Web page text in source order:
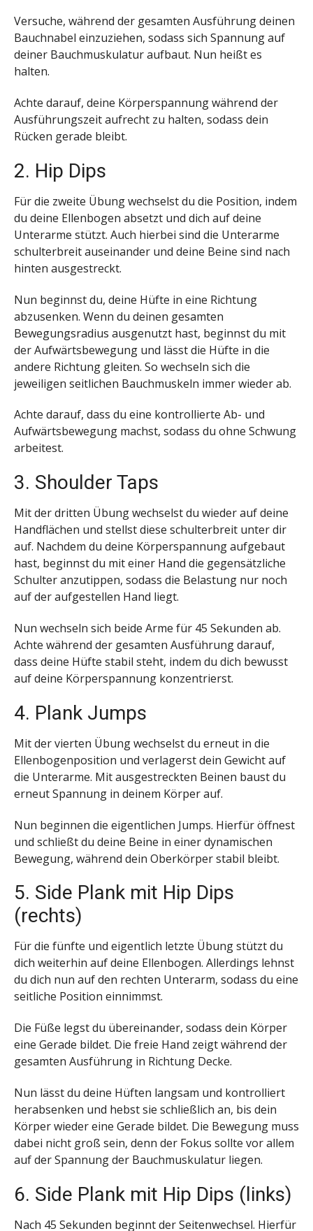
Versuche, während der gesamten Ausführung deinen
Bauchnabel einzuziehen, sodass sich Spannung auf
deiner Bauchmuskulatur aufbaut. Nun heißt es
halten.
Achte darauf, deine Körperspannung während der
Ausführungszeit aufrecht zu halten, sodass dein
Rücken gerade bleibt.
2. Hip Dips
Für die zweite Übung wechselst du die Position, indem
du deine Ellenbogen absetzt und dich auf deine
Unterarme stützt. Auch hierbei sind die Unterarme
schulterbreit auseinander und deine Beine sind nach
hinten ausgestreckt.
Nun beginnst du, deine Hüfte in eine Richtung
abzusenken. Wenn du deinen gesamten
Bewegungsradius ausgenutzt hast, beginnst du mit
der Aufwärtsbewegung und lässt die Hüfte in die
andere Richtung gleiten. So wechseln sich die
jeweiligen seitlichen Bauchmuskeln immer wieder ab.
Achte darauf, dass du eine kontrollierte Ab- und
Aufwärtsbewegung machst, sodass du ohne Schwung
arbeitest.
3. Shoulder Taps
Mit der dritten Übung wechselst du wieder auf deine
Handflächen und stellst diese schulterbreit unter dir
auf. Nachdem du deine Körperspannung aufgebaut
hast, beginnst du mit einer Hand die gegensätzliche
Schulter anzutippen, sodass die Belastung nur noch
auf der aufgestellen Hand liegt.
Nun wechseln sich beide Arme für 45 Sekunden ab.
Achte während der gesamten Ausführung darauf,
dass deine Hüfte stabil steht, indem du dich bewusst
auf deine Körperspannung konzentrierst.
4. Plank Jumps
Mit der vierten Übung wechselst du erneut in die
Ellenbogenposition und verlagerst dein Gewicht auf
die Unterarme. Mit ausgestreckten Beinen baust du
erneut Spannung in deinem Körper auf.
Nun beginnen die eigentlichen Jumps. Hierfür öffnest
und schließt du deine Beine in einer dynamischen
Bewegung, während dein Oberkörper stabil bleibt.
5. Side Plank mit Hip Dips
(rechts)
Für die fünfte und eigentlich letzte Übung stützt du
dich weiterhin auf deine Ellenbogen. Allerdings lehnst
du dich nun auf den rechten Unterarm, sodass du eine
seitliche Position einnimmst.
Die Füße legst du übereinander, sodass dein Körper
eine Gerade bildet. Die freie Hand zeigt während der
gesamten Ausführung in Richtung Decke.
Nun lässt du deine Hüften langsam und kontrolliert
herabsenken und hebst sie schließlich an, bis dein
Körper wieder eine Gerade bildet. Die Bewegung muss
dabei nicht groß sein, denn der Fokus sollte vor allem
auf der Spannung der Bauchmuskulatur liegen.
6. Side Plank mit Hip Dips (links)
Nach 45 Sekunden beginnt der Seitenwechsel. Hierfür